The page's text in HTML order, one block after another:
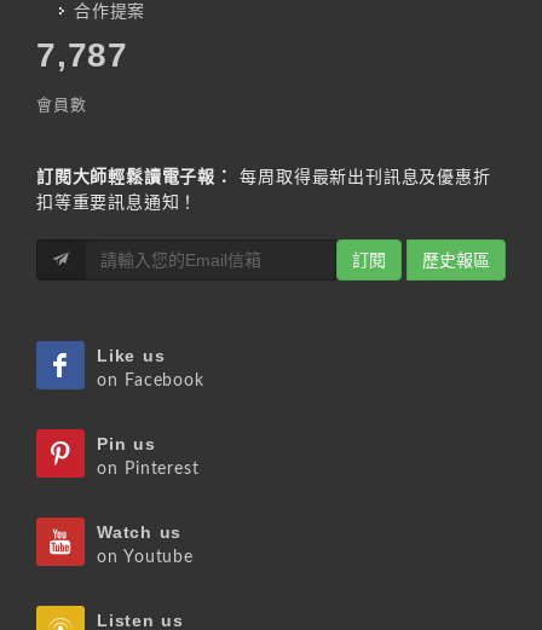
合作提案
7,787
會員數
訂閱大師輕鬆讀電子報：
每周取得最新出刊訊息及優惠折
扣等重要訊息通知！
訂閱 歷史報區
Like us
on Facebook
Pin us
on Pinterest
Watch us
on Youtube
Listen us